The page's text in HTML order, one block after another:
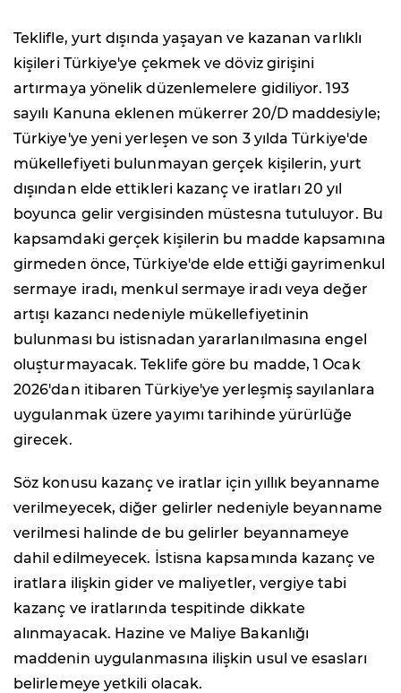
Teklifle, yurt dışında yaşayan ve kazanan varlıklı
kişileri Türkiye'ye çekmek ve döviz girişini
artırmaya yönelik düzenlemelere gidiliyor. 193
sayılı Kanuna eklenen mükerrer 20/D maddesiyle;
Türkiye'ye yeni yerleşen ve son 3 yılda Türkiye'de
mükellefiyeti bulunmayan gerçek kişilerin, yurt
dışından elde ettikleri kazanç ve iratları 20 yıl
boyunca gelir vergisinden müstesna tutuluyor. Bu
kapsamdaki gerçek kişilerin bu madde kapsamına
girmeden önce, Türkiye'de elde ettiği gayrimenkul
sermaye iradı, menkul sermaye iradı veya değer
artışı kazancı nedeniyle mükellefiyetinin
bulunması bu istisnadan yararlanılmasına engel
oluşturmayacak. Teklife göre bu madde, 1 Ocak
2026'dan itibaren Türkiye'ye yerleşmiş sayılanlara
uygulanmak üzere yayımı tarihinde yürürlüğe
girecek.
Söz konusu kazanç ve iratlar için yıllık beyanname
verilmeyecek, diğer gelirler nedeniyle beyanname
verilmesi halinde de bu gelirler beyannameye
dahil edilmeyecek. İstisna kapsamında kazanç ve
iratlara ilişkin gider ve maliyetler, vergiye tabi
kazanç ve iratlarında tespitinde dikkate
alınmayacak. Hazine ve Maliye Bakanlığı
maddenin uygulanmasına ilişkin usul ve esasları
belirlemeye yetkili olacak.